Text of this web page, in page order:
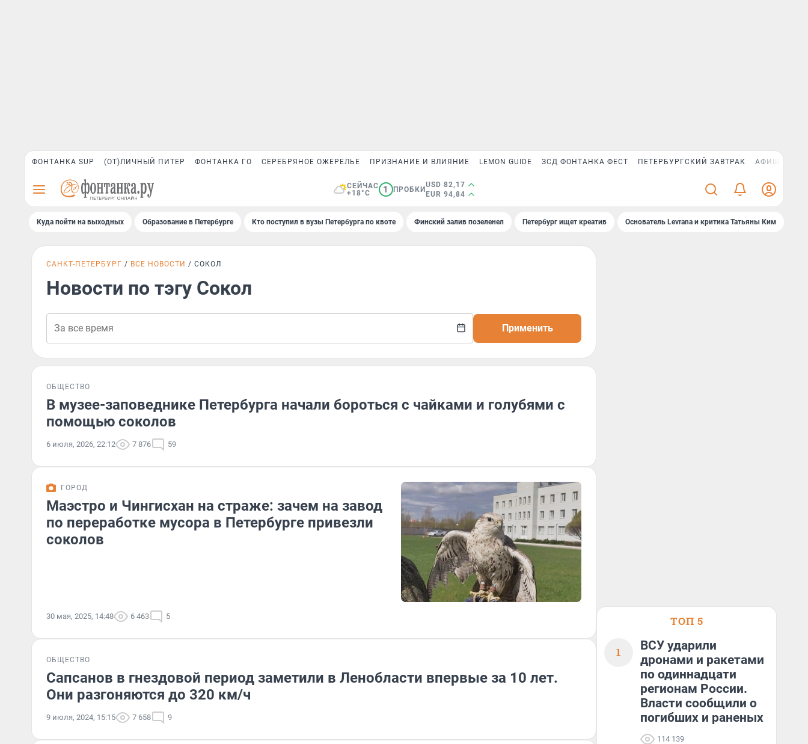
ФОНТАНКА SUP (ОТ)ЛИЧНЫЙ ПИТЕР ФОНТАНКА ГО СЕРЕБРЯНОЕ ОЖЕРЕЛЬЕ ПРИЗНАНИЕ И ВЛИЯНИЕ LEMON GUIDE ЗСД ФОНТАНКА ФЕСТ ПЕТЕРБУРГСКИЙ ЗАВТРАК АФИША PLUS
СЕЙЧАС
+18°C
1 ПРОБКИ
USD 82,17
EUR 94,84
Куда пойти на выходных Образование в Петербурге Кто поступил в вузы Петербурга по квоте Финский залив позеленел Петербург ищет креатив Основатель Levrana и критика Татьяны Ким
САНКТ-ПЕТЕРБУРГ ВСЕ НОВОСТИ СОКОЛ
Новости по тэгу Сокол
Применить
ОБЩЕСТВО
В музее-заповеднике Петербурга начали бороться с чайками и голубями с
помощью соколов
6 июля, 2026, 22:12 7 876 59
ГОРОД
Маэстро и Чингисхан на страже: зачем на завод
по переработке мусора в Петербурге привезли
соколов
30 мая, 2025, 14:48 6 463 5
ОБЩЕСТВО
Сапсанов в гнездовой период заметили в Ленобласти впервые за 10 лет.
Они разгоняются до 320 км/ч
9 июля, 2024, 15:15 7 658 9
ТОП 5
1
ВСУ ударили
дронами и ракетами
по одиннадцати
регионам России.
Власти сообщили о
погибших и раненых
114 139